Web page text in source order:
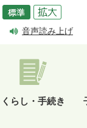
音声読み上げ
くらし・手続き